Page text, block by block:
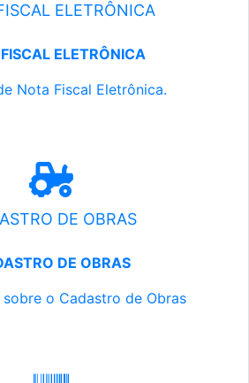
ELETRÔNICA
ELETRÔNICA
Nota Fiscal Eletrônica.
DE OBRAS
DE OBRAS
o Cadastro de Obras